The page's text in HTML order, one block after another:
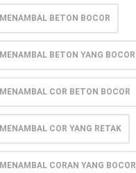
BETON BOCOR
BETON YANG BOCOR
COR BETON BOCOR
COR YANG RETAK
CORAN YANG BOCOR